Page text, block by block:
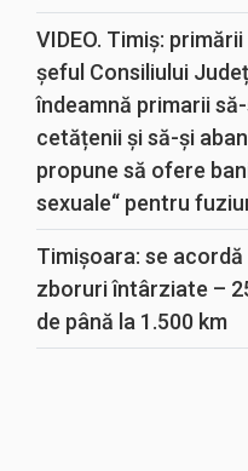
VIDEO. Timiș:
șeful Consiliului
îndeamnă primarii
cetățenii și să-și
propune să ofere
sexuale“ pentru
Timișoara: se
zboruri întârziate –
de până la 1.500 km